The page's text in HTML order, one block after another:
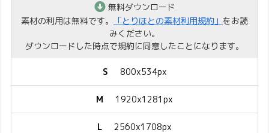
無料ダウンロード
素材の利用は無料です。
「とりほとの素材利用規約」 をお読
みください。
ダウンロードした時点で規約に同意したことになります。
S 800x534px
M 1920x1281px
L 2560x1708px